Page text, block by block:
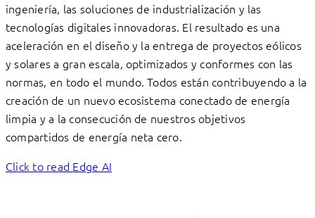
ingeniería, las soluciones de industrialización y las
tecnologías digitales innovadoras. El resultado es una
aceleración en el diseño y la entrega de proyectos eólicos
y solares a gran escala, optimizados y conformes con las
normas, en todo el mundo. Todos están contribuyendo a la
creación de un nuevo ecosistema conectado de energía
limpia y a la consecución de nuestros objetivos
compartidos de energía neta cero.
Click to read Edge AI